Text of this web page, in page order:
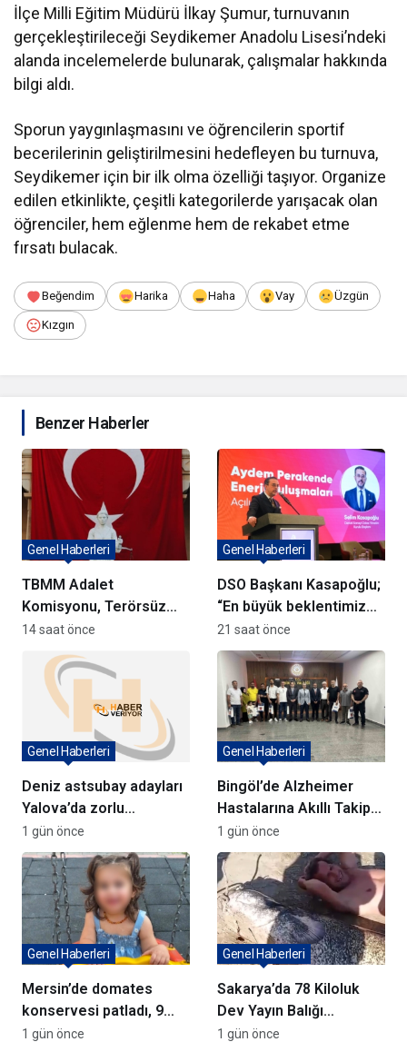
İlçe Milli Eğitim Müdürü İlkay Şumur, turnuvanın
gerçekleştirileceği Seydikemer Anadolu Lisesi’ndeki
alanda incelemelerde bulunarak, çalışmalar hakkında
bilgi aldı.
Sporun yaygınlaşmasını ve öğrencilerin sportif
becerilerinin geliştirilmesini hedefleyen bu turnuva,
Seydikemer için bir ilk olma özelliği taşıyor. Organize
edilen etkinlikte, çeşitli kategorilerde yarışacak olan
öğrenciler, hem eğlenme hem de rekabet etme
fırsatı bulacak.
Beğendim Harika Haha Vay Üzgün
Kızgın
Benzer Haberler
TBMM Adalet
Komisyonu, Terörsüz
Türkiye Yasa Teklifini
Görüşmeye Başladı
Genel Haberleri
14 saat önce
DSO Başkanı Kasapoğlu;
“En büyük beklentimiz
geleceği güvenle
planlayabileceğimiz
istikrarlı bir yatırım
ortamıdır”
Genel Haberleri
21 saat önce
Deniz astsubay adayları
Yalova’da zorlu
eğitimlerle hazırlanıyor
Genel Haberleri
1 gün önce
Bingöl’de Alzheimer
Hastalarına Akıllı Takip
Cihazı Dağıtıldı
Genel Haberleri
1 gün önce
Mersin’de domates
konservesi patladı, 9
aylık bebek yaralandı
Genel Haberleri
1 gün önce
Sakarya’da 78 Kiloluk
Dev Yayın Balığı
Yakalandı
Genel Haberleri
1 gün önce